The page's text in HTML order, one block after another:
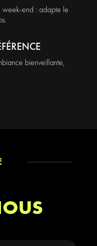
week-end : adapte le
bienveillante,